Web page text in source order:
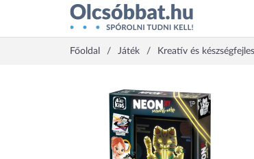
Főoldal Játék Kreatív és